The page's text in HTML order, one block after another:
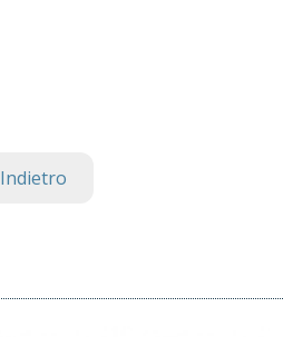
Indietro